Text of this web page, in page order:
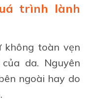
trình lành
không toàn vẹn
da. Nguyên
ngoài hay do